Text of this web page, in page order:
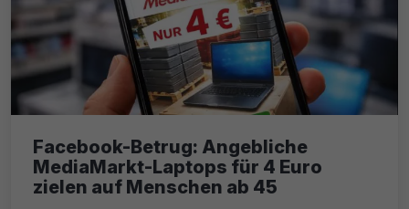
Facebook-Betrug: Angebliche
MediaMarkt-Laptops für 4 Euro
zielen auf Menschen ab 45